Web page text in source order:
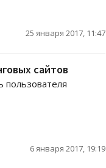
25 января 2017, 11:47
сайтов
пользователя
6 января 2017, 19:19